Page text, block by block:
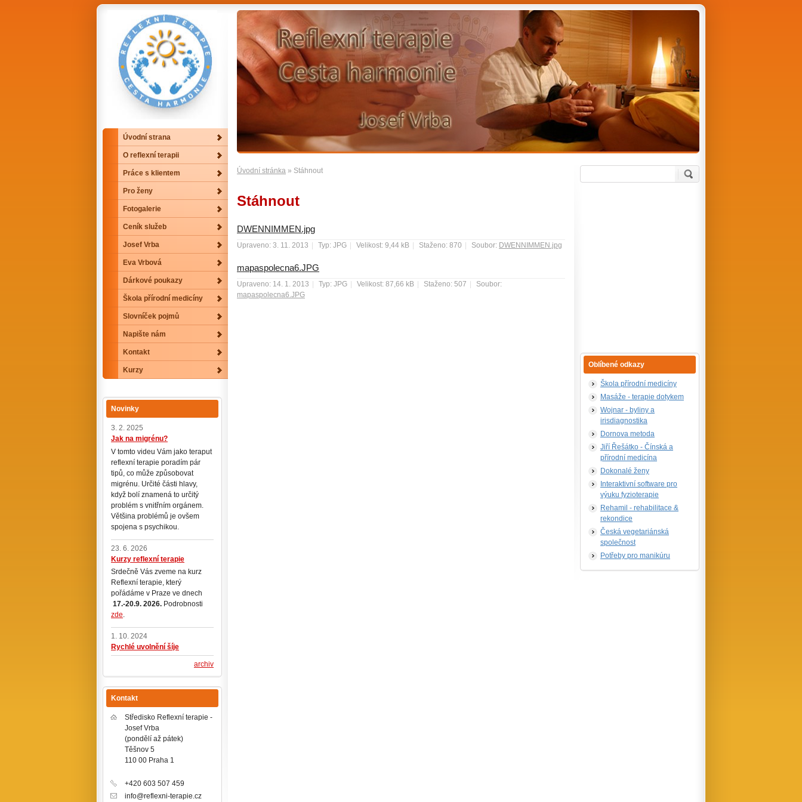
Úvodní stránka » Stáhnout
Stáhnout
DWENNIMMEN.jpg
Upraveno: 3. 11. 2013 Typ: JPG Velikost: 9,44 kB Staženo: 870 Soubor: DWENNIMMEN.jpg
mapaspolecna6.JPG
Upraveno: 14. 1. 2013 Typ: JPG Velikost: 87,66 kB Staženo: 507
Soubor:
mapaspolecna6.JPG
Oblíbené odkazy
Škola přírodní medicíny
Masáže - terapie dotykem
Wojnar - byliny a
irisdiagnostika
Dornova metoda
Jiří Řešátko - Čínská a
přírodní medicína
Dokonalé ženy
Interaktivní software pro
výuku fyzioterapie
Rehamil - rehabilitace &
rekondice
Česká vegetariánská
společnost
Potřeby pro manikúru
Úvodní strana
O reflexní terapii
Práce s klientem
Pro ženy
Fotogalerie
Ceník služeb
Josef Vrba
Eva Vrbová
Dárkové poukazy
Škola přírodní medicíny
Slovníček pojmů
Napište nám
Kontakt
Kurzy
Novinky
3. 2. 2025
Jak na migrénu?
V tomto videu Vám jako teraput
reflexní terapie poradím pár
tipů, co může způsobovat
migrénu. Určité části hlavy,
když bolí znamená to určitý
problém s vnitřním orgánem.
Většina problémů je ovšem
spojena s psychikou.
23. 6. 2026
Kurzy reflexní terapie
Srdečně Vás zveme na kurz
Reflexní terapie, který
pořádáme v Praze ve dnech
17.-20.9. 2026. Podrobnosti
zde.
1. 10. 2024
Rychlé uvolnění šíje
archiv
Kontakt
Středisko Reflexní terapie -
Josef Vrba
(pondělí až pátek)
Těšnov 5
110 00 Praha 1
+420 603 507 459
info@reflexni-terapie.cz